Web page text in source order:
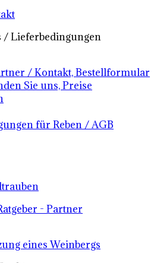
/ Lieferbedingungen
/ Kontakt, Bestellformular
Sie uns, Preise
für Reben / AGB
- Partner
eines Weinbergs